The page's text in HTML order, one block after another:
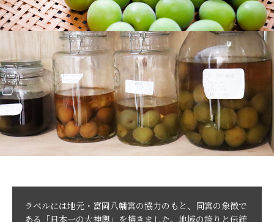
ラベルには地元・富岡八幡宮の協力のもと、同宮の象徴で
ある「日本一の大神輿」を描きました。地域の誇りと伝統